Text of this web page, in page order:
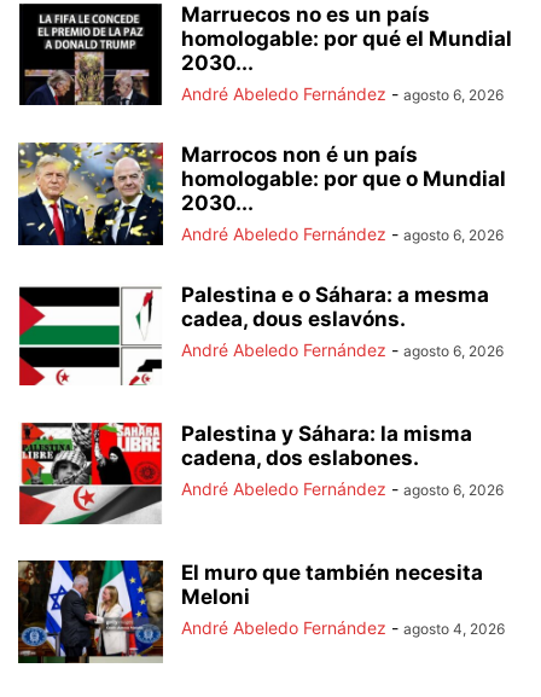
Marruecos no es un país
homologable: por qué el Mundial
2030...
André Abeledo Fernández - agosto 6, 2026
Marrocos non é un país
homologable: por que o Mundial
2030...
André Abeledo Fernández - agosto 6, 2026
Palestina e o Sáhara: a mesma
cadea, dous eslavóns.
André Abeledo Fernández - agosto 6, 2026
Palestina y Sáhara: la misma
cadena, dos eslabones.
André Abeledo Fernández - agosto 6, 2026
El muro que también necesita
Meloni
André Abeledo Fernández - agosto 4, 2026